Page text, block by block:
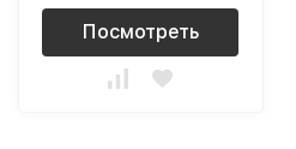
Посмотреть